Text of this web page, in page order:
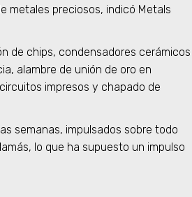
metales preciosos, indicó Metals
de chips, condensadores cerámicos
alambre de unión de oro en
impresos y chapado de
semanas, impulsados sobre todo
lo que ha supuesto un impulso